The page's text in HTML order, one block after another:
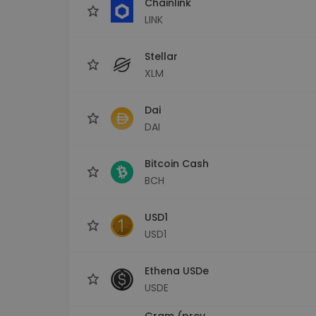
LINK
Stellar
XLM
Dai
DAI
Bitcoin Cash
BCH
USD1
USD1
Ethena USDe
USDE